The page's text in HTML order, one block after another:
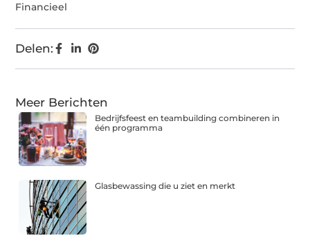
Financieel
Delen:
Meer Berichten
Bedrijfsfeest en teambuilding combineren in
één programma
Glasbewassing die u ziet en merkt